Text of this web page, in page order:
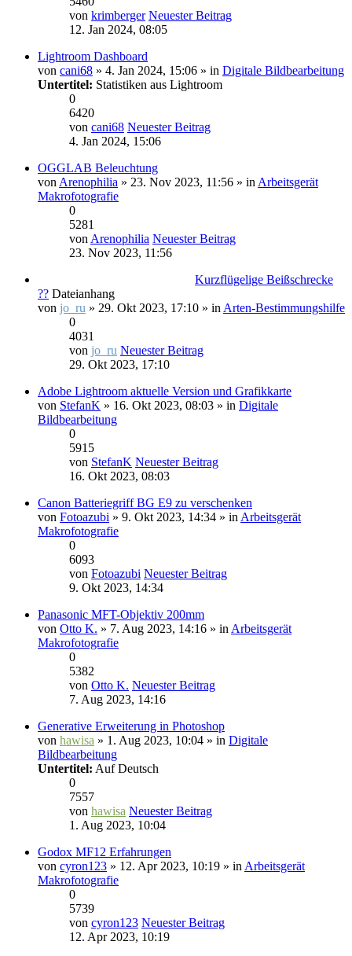
von krimberger Neuester Beitrag
12. Jan 2024, 08:05
Lightroom Dashboard
von cani68 » 4. Jan 2024, 15:06 » in Digitale Bildbearbeitung
Untertitel: Statistiken aus Lightroom
0
6420
von cani68 Neuester Beitrag
4. Jan 2024, 15:06
OGGLAB Beleuchtung
von Arenophilia » 23. Nov 2023, 11:56 » in Arbeitsgerät
Makrofotografie
0
5281
von Arenophilia Neuester Beitrag
23. Nov 2023, 11:56
Kurzflügelige Beißschrecke
?? Dateianhang
von jo_ru » 29. Okt 2023, 17:10 » in Arten-Bestimmungshilfe
0
4031
von jo_ru Neuester Beitrag
29. Okt 2023, 17:10
Adobe Lightroom aktuelle Version und Grafikkarte
von StefanK » 16. Okt 2023, 08:03 » in Digitale
Bildbearbeitung
0
5915
von StefanK Neuester Beitrag
16. Okt 2023, 08:03
Canon Batteriegriff BG E9 zu verschenken
von Fotoazubi » 9. Okt 2023, 14:34 » in Arbeitsgerät
Makrofotografie
0
6093
von Fotoazubi Neuester Beitrag
9. Okt 2023, 14:34
Panasonic MFT-Objektiv 200mm
von Otto K. » 7. Aug 2023, 14:16 » in Arbeitsgerät
Makrofotografie
0
5382
von Otto K. Neuester Beitrag
7. Aug 2023, 14:16
Generative Erweiterung in Photoshop
von hawisa » 1. Aug 2023, 10:04 » in Digitale
Bildbearbeitung
Untertitel: Auf Deutsch
0
7557
von hawisa Neuester Beitrag
1. Aug 2023, 10:04
Godox MF12 Erfahrungen
von cyron123 » 12. Apr 2023, 10:19 » in Arbeitsgerät
Makrofotografie
0
5739
von cyron123 Neuester Beitrag
12. Apr 2023, 10:19